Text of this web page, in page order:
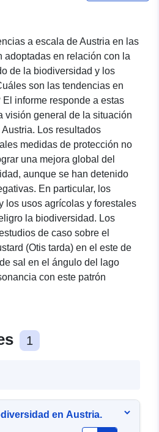
a escala de Austria en las
adoptadas en relación con la
de la biodiversidad y los
son las tendencias en
informe responde a estas
visión general de la situación
Los resultados
medidas de protección no
una mejora global del
aunque se han detenido
En particular, los
los usos agrícolas y forestales
la biodiversidad. Los
de caso sobre el
(Otis tarda) en el este de
sal en el ángulo del lago
con este patrón
1
en Austria.